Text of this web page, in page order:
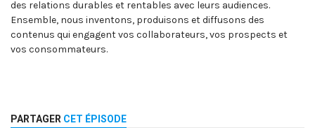
des relations durables et rentables avec leurs audiences.
Ensemble, nous inventons, produisons et diffusons des
contenus qui engagent vos collaborateurs, vos prospects et
vos consommateurs.
PARTAGER CET ÉPISODE